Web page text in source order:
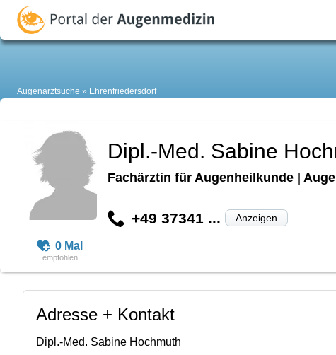
Augenarztsuche Ehrenfriedersdorf
0 Mal
Dipl.-Med. Sabine
Fachärztin für Augenheilkunde |
+49 37341 ... Anzeigen
Adresse + Kontakt
Dipl.-Med. Sabine Hochmuth